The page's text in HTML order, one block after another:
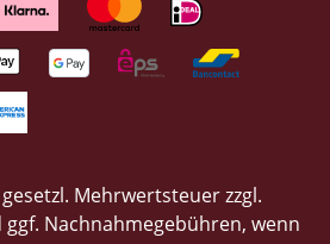
Mehrwertsteuer zzgl.
ggf. Nachnahmegebühren, wenn